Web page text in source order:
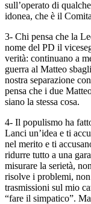
sull’operato di
idonea, che è il
3- Chi pensa che la
nome del PD il
verità: continuano a
guerra al Matteo
nostra separazione
pensa che i due
siano la stessa cosa.
4- Il populismo ha
Lanci un’idea e ti
nel merito e ti
ridurre tutto a una
misurare la serietà,
risolve i problemi,
trasmissioni sul mio
“fare il simpatico”.